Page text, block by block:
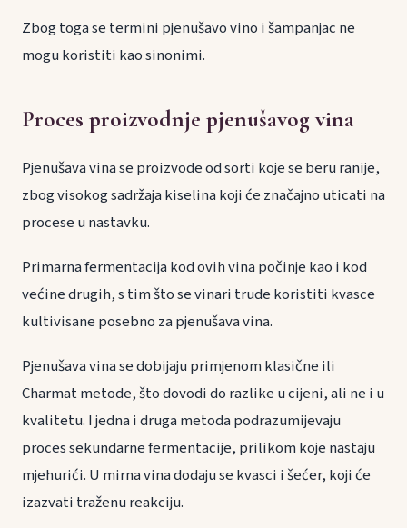
Zbog toga se termini pjenušavo vino i šampanjac ne
mogu koristiti kao sinonimi.
Proces proizvodnje pjenušavog vina
Pjenušava vina se proizvode od sorti koje se beru ranije,
zbog visokog sadržaja kiselina koji će značajno uticati na
procese u nastavku.
Primarna fermentacija kod ovih vina počinje kao i kod
većine drugih, s tim što se vinari trude koristiti kvasce
kultivisane posebno za pjenušava vina.
Pjenušava vina se dobijaju primjenom klasične ili
Charmat metode, što dovodi do razlike u cijeni, ali ne i u
kvalitetu. I jedna i druga metoda podrazumijevaju
proces sekundarne fermentacije, prilikom koje nastaju
mjehurići. U mirna vina dodaju se kvasci i šećer, koji će
izazvati traženu reakciju.